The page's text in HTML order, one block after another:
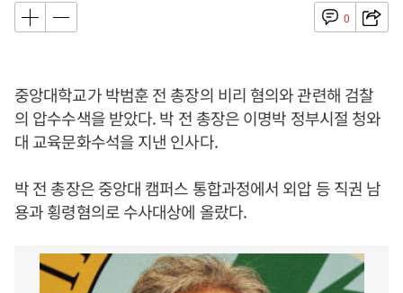
0
중앙대학교가 박범훈 전 총장의 비리 혐의와 관련해 검찰
의 압수수색을 받았다. 박 전 총장은 이명박 정부시절 청와
대 교육문화수석을 지낸 인사다.
박 전 총장은 중앙대 캠퍼스 통합과정에서 외압 등 직권 남
용과 횡령혐의로 수사대상에 올랐다.